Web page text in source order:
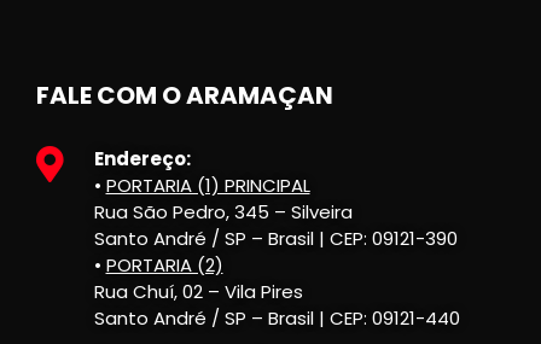
FALE COM O ARAMAÇAN
Endereço:
• PORTARIA (1) PRINCIPAL
Rua São Pedro, 345 – Silveira
Santo André / SP – Brasil | CEP: 09121-390
• PORTARIA (2)
Rua Chuí, 02 – Vila Pires
Santo André / SP – Brasil | CEP: 09121-440